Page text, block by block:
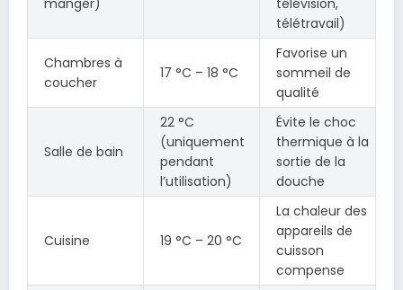
manger)
télévision,
télétravail)
Chambres à
coucher
17 °C – 18 °C
Favorise un
sommeil de
qualité
Salle de bain
22 °C
(uniquement
pendant
l’utilisation)
Évite le choc
thermique à la
sortie de la
douche
Cuisine 19 °C – 20 °C
La chaleur des
appareils de
cuisson
compense